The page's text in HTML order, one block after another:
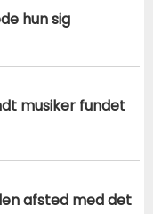
hun sig
musiker fundet
afsted med det